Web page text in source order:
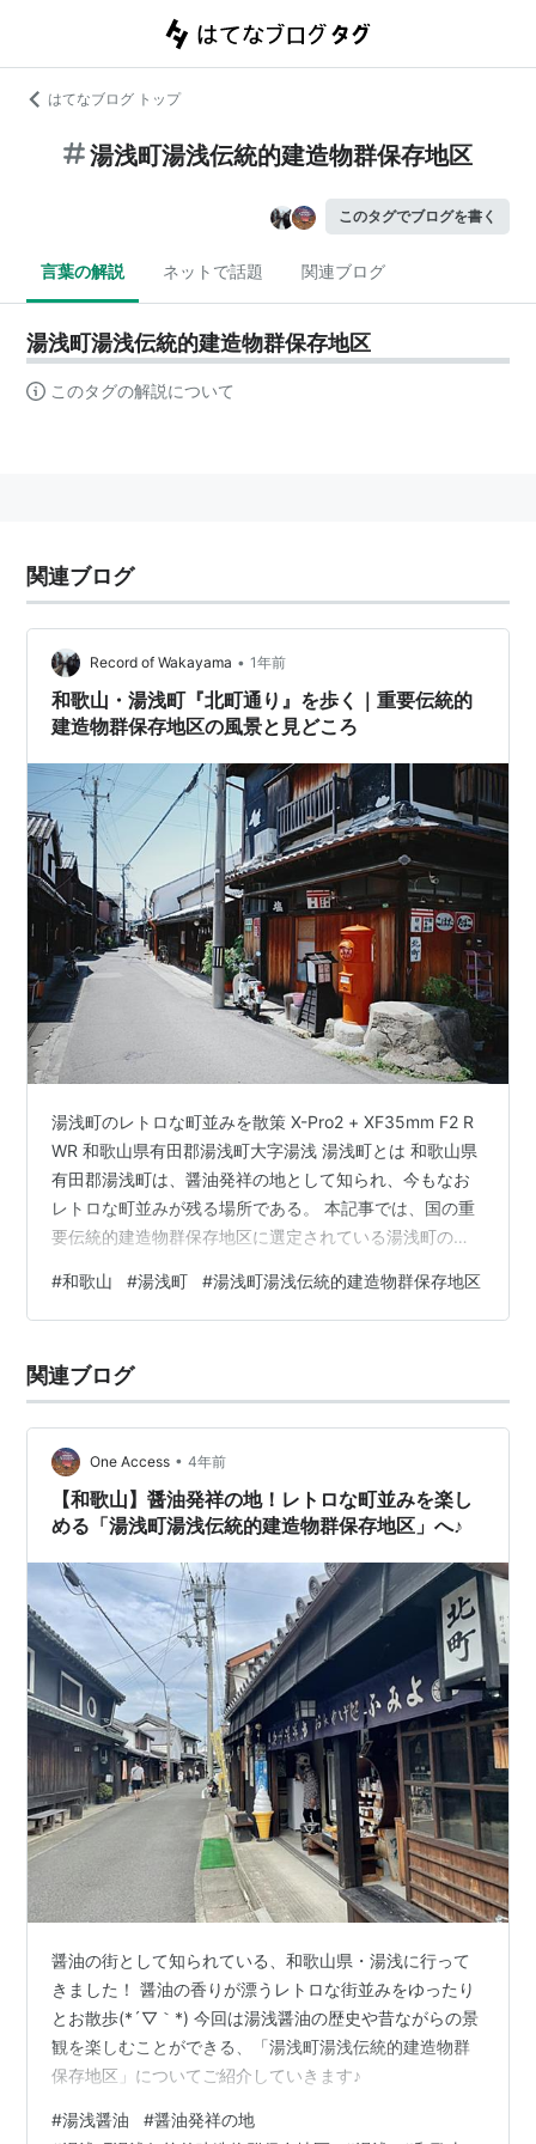
はてなブログ トップ
湯浅町湯浅伝統的建造物群保存地区
このタグでブログを書く
言葉の解説 ネットで話題 関連ブログ
湯浅町湯浅伝統的建造物群保存地区
このタグの解説について
関連ブログ
Record of Wakayama • 1年前
和歌山・湯浅町『北町通り』を歩く｜重要伝統的
建造物群保存地区の風景と見どころ
湯浅町のレトロな町並みを散策 X-Pro2 + XF35mm F2 R
WR 和歌山県有田郡湯浅町大字湯浅 湯浅町とは 和歌山県
有田郡湯浅町は、醤油発祥の地として知られ、今もなお
レトロな町並みが残る場所である。 本記事では、国の重
要伝統的建造物群保存地区に選定されている湯浅町の町
す。 私も湯浅町が大好きで。他府県の方に和歌山観光の
おすすめは？っと聞かれたら真っ先に出てくるのが湯浅
く観光地観光地していない感じ。 あと湯浅の方々の親切
な事。 気軽に声をかけてくれて、色々親切に教えてくれ
#和歌山 #湯浅町 #湯浅町湯浅伝統的建造物群保存地区
関連ブログ
One Access • 4年前
【和歌山】醤油発祥の地！レトロな町並みを楽し
める「湯浅町湯浅伝統的建造物群保存地区」へ♪
醤油の街として知られている、和歌山県・湯浅に行って
きました！ 醤油の香りが漂うレトロな街並みをゆったり
とお散歩(*´▽｀*) 今回は湯浅醤油の歴史や昔ながらの景
観を楽しむことができる、「湯浅町湯浅伝統的建造物群
保存地区」についてご紹介していきます♪
#湯浅醤油 #醤油発祥の地